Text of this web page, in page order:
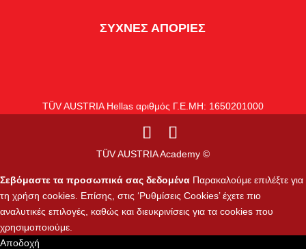
ΣΥΧΝΕΣ ΑΠΟΡΙΕΣ
TÜV AUSTRIA Hellas αριθμός Γ.Ε.ΜΗ: 1650201000
TÜV AUSTRIA Academy ©
Σεβόμαστε τα προσωπικά σας δεδομένα Παρακαλούμε επιλέξτε για
τη χρήση cookies. Επίσης, στις ‘Ρυθμίσεις Cookies’ έχετε πιο
αναλυτικές επιλογές, καθώς και διευκρινίσεις για τα cookies που
χρησιμοποιούμε.
Αποδοχή